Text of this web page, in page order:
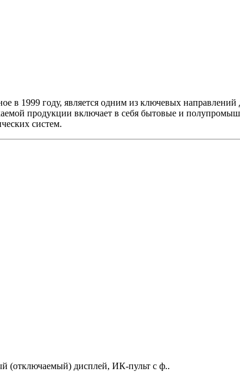
в 1999 году, является одним из ключевых
продукции включает в себя бытовые и
систем.
(отключаемый) дисплей, ИК-пульт с ф..